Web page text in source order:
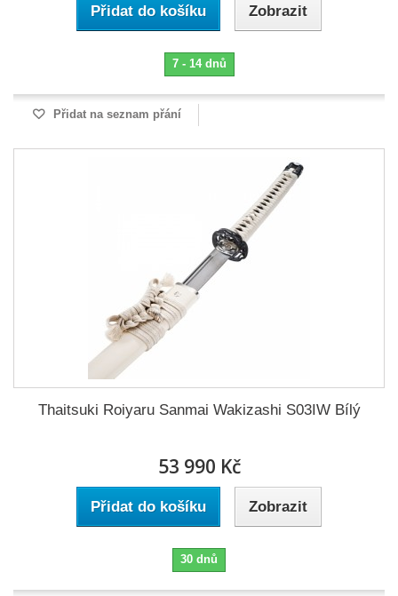
Přidat do košíku Zobrazit
7 - 14 dnů
Přidat na seznam přání
Thaitsuki Roiyaru Sanmai Wakizashi S03IW Bílý
53 990 Kč
Přidat do košíku Zobrazit
30 dnů